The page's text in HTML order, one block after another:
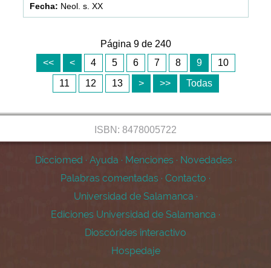
Neol. s. XX
Página 9 de 240
<<
< 4 5 6 7 8 9
10
11
12 13 > >> Todas
ISBN: 8478005722
Dicciomed · Ayuda · Menciones · Novedades ·
Palabras comentadas · Contacto ·
Universidad de Salamanca ·
Ediciones Universidad de Salamanca ·
Dioscórides interactivo
Hospedaje